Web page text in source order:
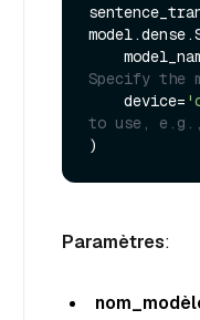
Specify the
    device=
to use,
Paramètres: